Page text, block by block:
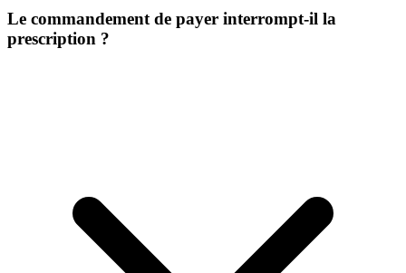
Le commandement de payer interrompt-il la
prescription ?